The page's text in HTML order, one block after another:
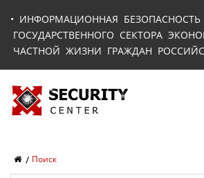
• ИНФОРМАЦИОННАЯ БЕЗОПАСНОСТЬ
ГОСУДАРСТВЕННОГО СЕКТОРА
ЧАСТНОЙ ЖИЗНИ ГРАЖДАН
Поиск